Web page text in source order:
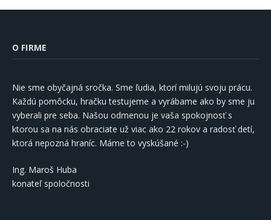
O FIRME
Nie sme obyčajná sročka. Sme ľudia, ktorí milujú svoju prácu.
Každú pomôcku, hračku testujeme a vyrábame ako by sme ju
vyberali pre seba. Našou odmenou je vaša spokojnosť s
ktorou sa na nás obraciate už viac ako 22 rokov a radosť detí,
ktorá nepozná hraníc. Máme to vyskúšané :-)
Ing. Maroš Huba
konateľ spoločnosti